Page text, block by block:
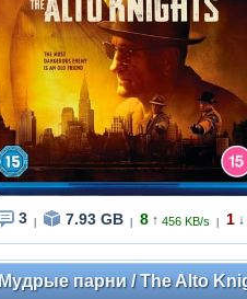
3 7.93 GB 8 ↑ 456 KB/s 1 ↓
Мудрые парни / The Alto